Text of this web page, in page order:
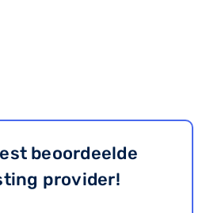
beoordeelde
provider!